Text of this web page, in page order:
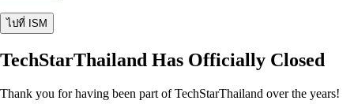
ไปที่ ISM
TechStarThailand Has Officially Closed
Thank you for having been part of TechStarThailand over the years!